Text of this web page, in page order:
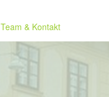
Team & Kontakt